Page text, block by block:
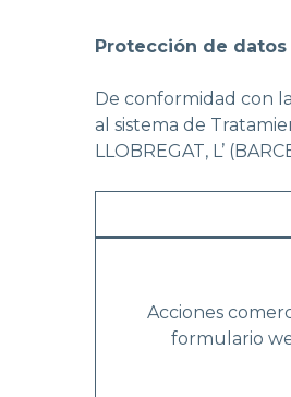
Protección de datos
De conformidad con
al sistema de
LLOBREGAT, L’
Acciones
formulario